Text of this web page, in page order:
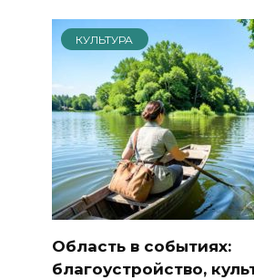
КУЛЬТУРА
Область в событиях:
благоустройство,